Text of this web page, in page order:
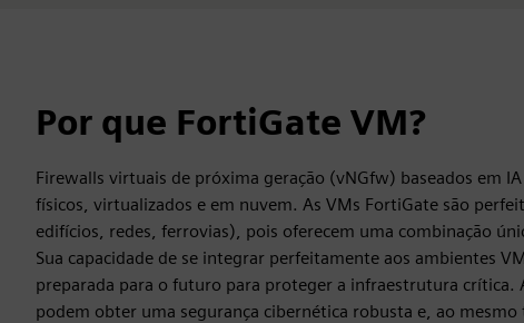
Por que FortiGate VM?
Firewalls virtuais de próxima geração (vNGfw) baseados em
físicos, virtualizados e em nuvem. As VMs FortiGate são
edifícios, redes, ferrovias), pois oferecem uma combinação
Sua capacidade de se integrar perfeitamente aos ambientes
preparada para o futuro para proteger a infraestrutura crítica.
podem obter uma segurança cibernética robusta e, ao